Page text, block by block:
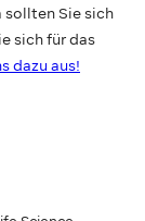
sollten Sie sich
sich für das
dazu aus!